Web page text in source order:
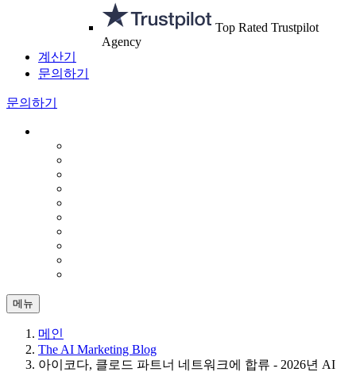
Top Rated Trustpilot
Agency
계산기
문의하기
문의하기
메뉴
메인
The AI Marketing Blog
아이코다, 클로드 파트너 네트워크에 합류 - 2026년 AI